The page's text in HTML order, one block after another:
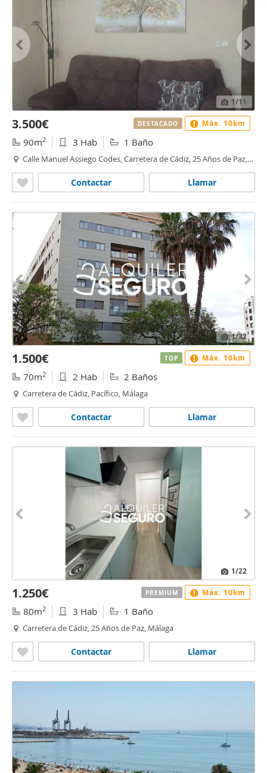
1/11
3.500€
90m2 3 Hab 1 Baño
Calle Manuel Assiego Codes, Carretera de Cádiz, 25 Años de Paz,
Llamar
Contactar
DESTACADO Máx. 10km
1/32
1.500€
70m2 2 Hab 2 Baños
Carretera de Cádiz, Pacífico, Málaga
Llamar
Contactar
TOP Máx. 10km
1/22
1.250€
80m2 3 Hab 1 Baño
Carretera de Cádiz, 25 Años de Paz, Málaga
Llamar
Contactar
PREMIUM Máx. 10km